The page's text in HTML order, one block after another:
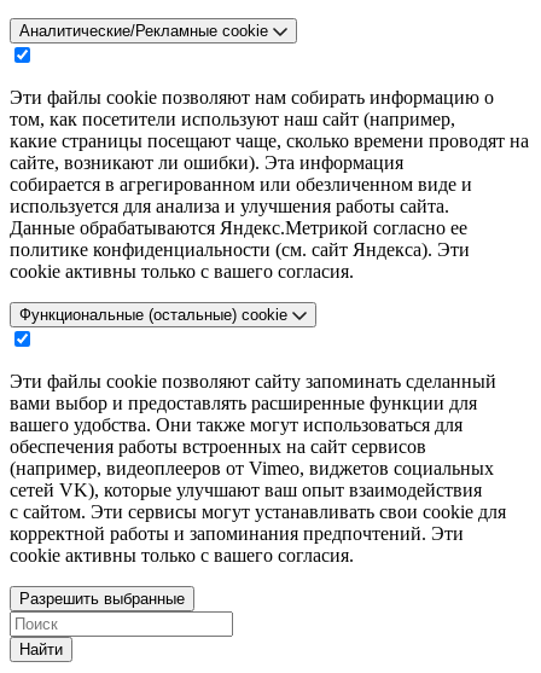
Аналитические/Рекламные cookie
Эти файлы cookie позволяют нам собирать информацию о
том, как посетители используют наш сайт (например,
какие страницы посещают чаще, сколько времени проводят на
сайте, возникают ли ошибки). Эта информация
собирается в агрегированном или обезличенном виде и
используется для анализа и улучшения работы сайта.
Данные обрабатываются Яндекс.Метрикой согласно ее
политике конфиденциальности (см. сайт Яндекса). Эти
cookie активны только с вашего согласия.
Функциональные (остальные) cookie
Эти файлы cookie позволяют сайту запоминать сделанный
вами выбор и предоставлять расширенные функции для
вашего удобства. Они также могут использоваться для
обеспечения работы встроенных на сайт сервисов
(например, видеоплееров от Vimeo, виджетов социальных
сетей VK), которые улучшают ваш опыт взаимодействия
с сайтом. Эти сервисы могут устанавливать свои cookie для
корректной работы и запоминания предпочтений. Эти
cookie активны только с вашего согласия.
Разрешить выбранные
Найти